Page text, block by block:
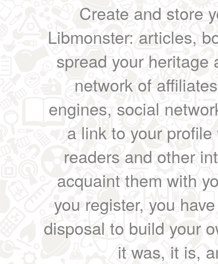
Create and store
Libmonster: articles,
spread your heritage
network of
engines, social
a link to your
readers and other
acquaint them with
you register, you
disposal to build your
it was, it is,